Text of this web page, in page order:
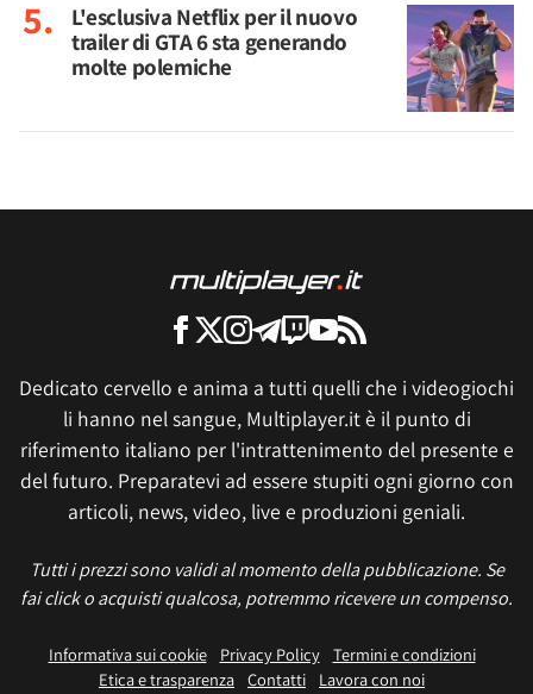
L'esclusiva Netflix per il nuovo
trailer di GTA 6 sta generando
molte polemiche
Dedicato cervello e anima a tutti quelli che i videogiochi
li hanno nel sangue, Multiplayer.it è il punto di
riferimento italiano per l'intrattenimento del presente e
del futuro. Preparatevi ad essere stupiti ogni giorno con
articoli, news, video, live e produzioni geniali.
Tutti i prezzi sono validi al momento della pubblicazione. Se
fai click o acquisti qualcosa, potremmo ricevere un compenso.
Informativa sui cookie Privacy Policy
Termini e condizioni
Etica e trasparenza Contatti
Lavora con noi